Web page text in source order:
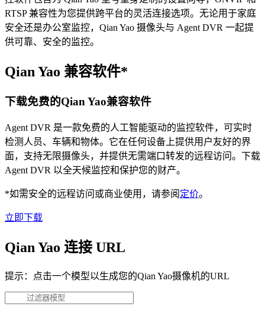
RTSP 兼容性为您提供跨平台的灵活连接选项。无论用于家庭
安全还是办公室监控，Qian Yao 摄像头与 Agent DVR 一起提
供可靠、安全的监控。
Qian Yao 兼容软件*
下载免费的Qian Yao兼容软件
Agent DVR 是一款免费的人工智能驱动的监控软件，可实时
检测人员、车辆和物体。它在任何设备上提供用户友好的界
面，支持无限摄像头，并提供无需端口转发的远程访问。下载
Agent DVR 以全天候监控和保护您的财产。
*如需安全的远程访问或商业使用，请参阅 定价。
立即下载
Qian Yao 连接 URL
提示：点击一个模型以生成您的Qian Yao摄像机的URL